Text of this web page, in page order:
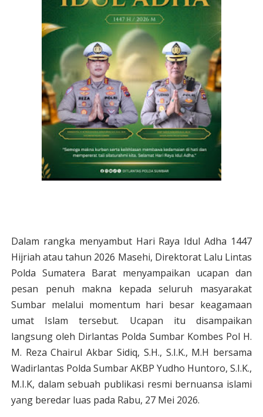
Dalam rangka menyambut Hari Raya Idul Adha 1447
Hijriah atau tahun 2026 Masehi, Direktorat Lalu Lintas
Polda Sumatera Barat menyampaikan ucapan dan
pesan penuh makna kepada seluruh masyarakat
Sumbar melalui momentum hari besar keagamaan
umat Islam tersebut. Ucapan itu disampaikan
langsung oleh Dirlantas Polda Sumbar Kombes Pol H.
M. Reza Chairul Akbar Sidiq, S.H., S.I.K., M.H bersama
Wadirlantas Polda Sumbar AKBP Yudho Huntoro, S.I.K.,
M.I.K, dalam sebuah publikasi resmi bernuansa islami
yang beredar luas pada Rabu, 27 Mei 2026.